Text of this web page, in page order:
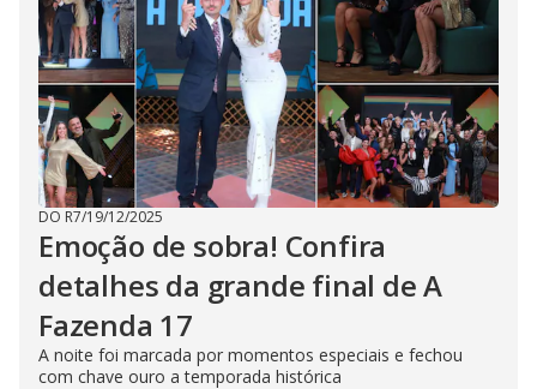
DO R7/19/12/2025
Emoção de sobra! Confira
detalhes da grande final de A
Fazenda 17
A noite foi marcada por momentos especiais e fechou
com chave ouro a temporada histórica